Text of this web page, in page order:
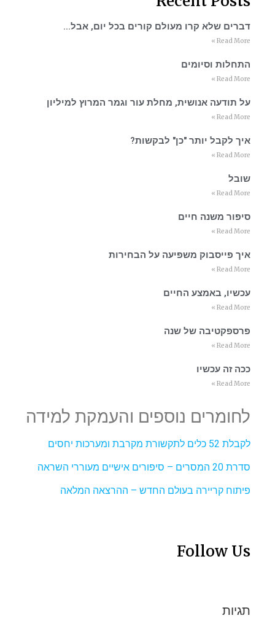
דברים שלא קרו מעולם קורים בכל יום, אבל…
Read More »
התחלות וסיומים
Read More »
על תודעה אנושית, מחלת עור וגמר המרוץ למיליון
Read More »
איך לקבל יותר "כן" לבקשות?
Read More »
שובל
Read More »
סיפור משנה חיים
Read More »
איך פייסבוק משפיעה על הבחירות
Read More »
עכשיו, באמצע החיים
Read More »
פרספקטיבה של שנה
Read More »
ככה זה עכשיו
Read More »
לחומרים נוספים והעמקת למידה
לקבלת 52 כלים לתקשורת מקרבת ומערכות יחסים
סדרת 20 המסרים – סיפורים אישיים מעוררי השראה
פיתוח קריירה בעולם החדש – ההרצאה המלאה
Follow Us
תגיות